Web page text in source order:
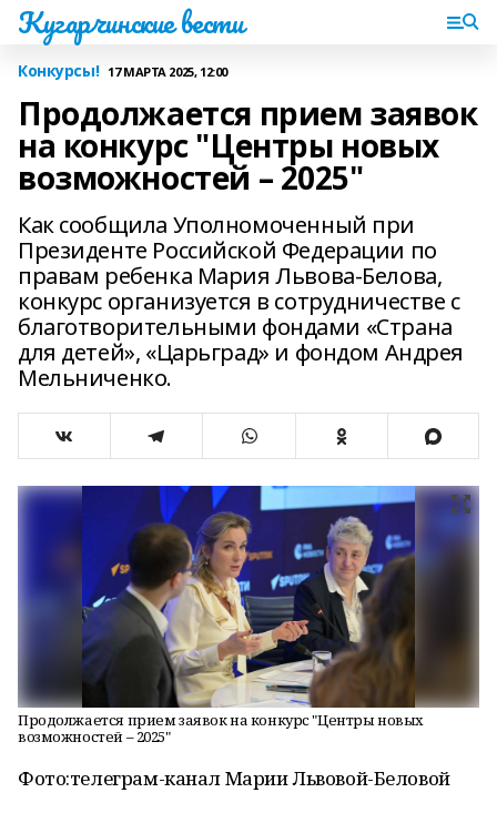
Кугарчинские вести
Конкурсы! 17 МАРТА 2025, 12:00
Продолжается прием заявок
на конкурс "Центры новых
возможностей – 2025"
Как сообщила Уполномоченный при
Президенте Российской Федерации по
правам ребенка Мария Львова-Белова,
конкурс организуется в сотрудничестве с
благотворительными фондами «Страна
для детей», «Царьград» и фондом Андрея
Мельниченко.
Продолжается прием заявок на конкурс "Центры новых
возможностей – 2025"
Фото:телеграм-канал Марии Львовой-Беловой